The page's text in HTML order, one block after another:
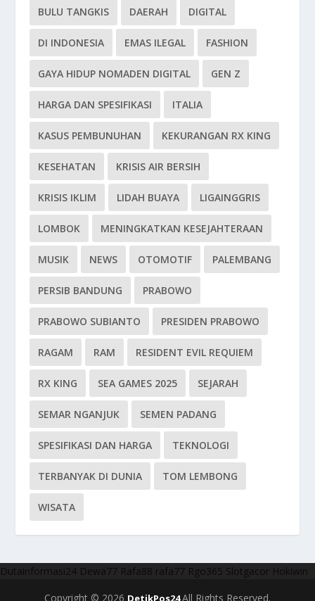
BULU TANGKIS DAERAH DIGITAL
DI INDONESIA EMAS ILEGAL FASHION
GAYA HIDUP NOMADEN DIGITAL GEN Z
HARGA DAN SPESIFIKASI ITALIA
KASUS PEMBUNUHAN KEKURANGAN RX KING
KESEHATAN KRISIS AIR BERSIH
KRISIS IKLIM LIDAH BUAYA LIGAINGGRIS
LOMBOK MENINGKATKAN KESEJAHTERAAN
MUSIK NEWS OTOMOTIF PALEMBANG
PERSIB BANDUNG PRABOWO
PRABOWO SUBIANTO PRESIDEN PRABOWO
RAGAM RAM RESIDENT EVIL REQUIEM
RX KING SEA GAMES 2025 SEJARAH
SEMAR NGANJUK SEMEN PADANG
SPESIFIKASI DAN HARGA TEKNOLOGI
TERBANYAK DI DUNIA TOM LEMBONG
WISATA
Dutainformasi24 Dewa77 Rafa88 rafa77 Rgo365 Slotgacor Hokiwin
Copyright © 2026 DetikPos24All Rights Reserved.